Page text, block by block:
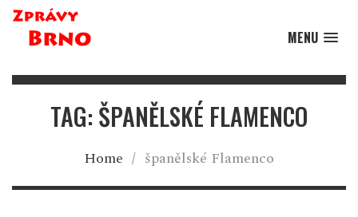
MENU
TAG: ŠPANĚLSKÉ FLAMENCO
Home / španělské Flamenco